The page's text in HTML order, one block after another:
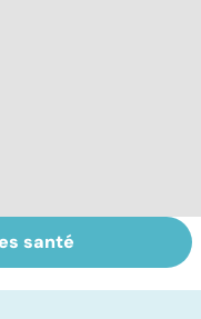
: tout
santé